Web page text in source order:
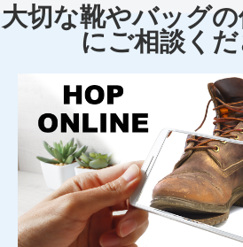
大切な靴やバッグ
にご相談くだ